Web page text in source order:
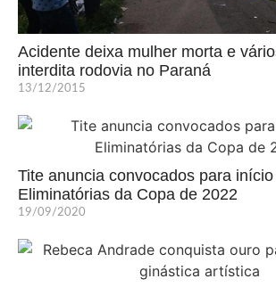
Acidente deixa mulher morta e
interdita rodovia no Paraná
13/12/2015
Tite anuncia convocados para
Eliminatórias da Copa de 2022
19/09/2020